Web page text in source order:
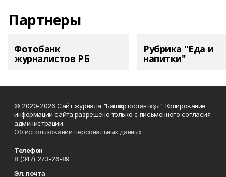
Партнеры
Фотобанк
журналистов РБ
Рубрика "Еда и
напитки"
© 2020-2026 Сайт журнала "Башҡортостан ҡыҙы". Копирование
информации сайта разрешено только с письменного согласия
администрации.
Об использовании персональных данных
Телефон
8 (347) 273-26-89
Эл. почта